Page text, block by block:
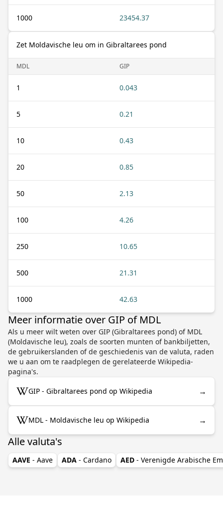
1000 23454.37
Zet Moldavische leu om in Gibraltarees pond
MDL GIP
1 0.043
5 0.21
10 0.43
20 0.85
50 2.13
100 4.26
250 10.65
500 21.31
1000 42.63
Meer informatie over GIP of MDL
Als u meer wilt weten over GIP (Gibraltarees pond) of MDL
(Moldavische leu), zoals de soorten munten of bankbiljetten,
de gebruikerslanden of de geschiedenis van de valuta, raden
we u aan om te raadplegen de gerelateerde Wikipedia-
pagina's.
GIP - Gibraltarees pond op Wikipedia →
MDL - Moldavische leu op Wikipedia →
Alle valuta's
AAVE - Aave ADA - Cardano AED - Verenigde Arabische